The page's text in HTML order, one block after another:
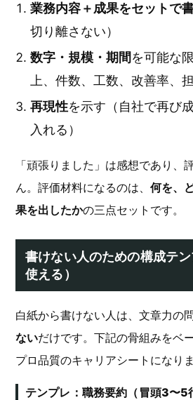
業務内容＋成果をセットで
切り離さない）
数字・規模・期間を可能な
上、件数、工数、改善率、
再現性を示す（自社で再び
入れる）
「頑張りました」は感想であり、
ん。評価材料になるのは、 何を、
果を出したかの三点セットです。
書けない人のための構成テ
使える）
白紙から書けない人は、文章力の
ないだけです。下記の骨組みをベ
プロ品質のキャリアシートになりま
テンプレ：職務要約（冒頭3〜5